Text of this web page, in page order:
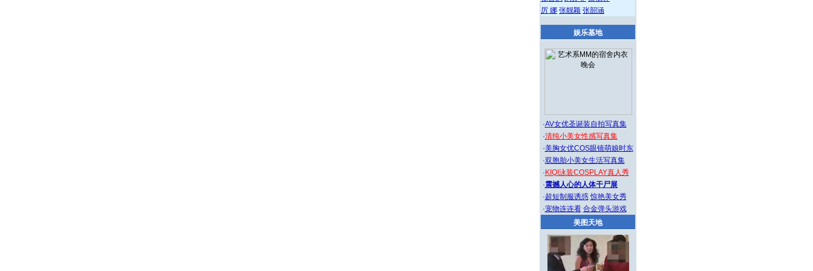
厉 娜 张靓颖 张韶涵
娱乐基地
·AV女优圣诞装自拍写真集
·清纯小美女性感写真集
·美胸女优COS眼镜萌娘时东
·双胞胎小美女生活写真集
· KIQI泳装COSPLAY真人秀
·震撼人心的人体干尸展
·超短制服诱惑 惊艳美女秀
·宠物连连看 合金弹头游戏
美图天地